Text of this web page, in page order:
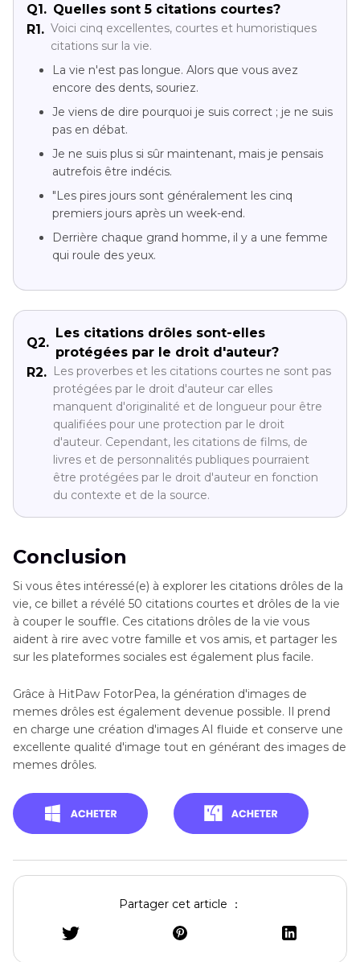
Q1. Quelles sont 5 citations courtes?
R1. Voici cinq excellentes, courtes et humoristiques
citations sur la vie.
La vie n'est pas longue. Alors que vous avez
encore des dents, souriez.
Je viens de dire pourquoi je suis correct ; je ne suis
pas en débat.
Je ne suis plus si sûr maintenant, mais je pensais
autrefois être indécis.
"Les pires jours sont généralement les cinq
premiers jours après un week-end.
Derrière chaque grand homme, il y a une femme
qui roule des yeux.
Q2.
Les citations drôles sont-elles
protégées par le droit d'auteur?
R2. Les proverbes et les citations courtes ne sont pas
protégées par le droit d'auteur car elles
manquent d'originalité et de longueur pour être
qualifiées pour une protection par le droit
d'auteur. Cependant, les citations de films, de
livres et de personnalités publiques pourraient
être protégées par le droit d'auteur en fonction
du contexte et de la source.
Conclusion
Si vous êtes intéressé(e) à explorer les citations drôles de la
vie, ce billet a révélé 50 citations courtes et drôles de la vie
à couper le souffle. Ces citations drôles de la vie vous
aident à rire avec votre famille et vos amis, et partager les
sur les plateformes sociales est également plus facile.
Grâce à HitPaw FotorPea, la génération d'images de
memes drôles est également devenue possible. Il prend
en charge une création d'images AI fluide et conserve une
excellente qualité d'image tout en générant des images de
memes drôles.
Partager cet article ：